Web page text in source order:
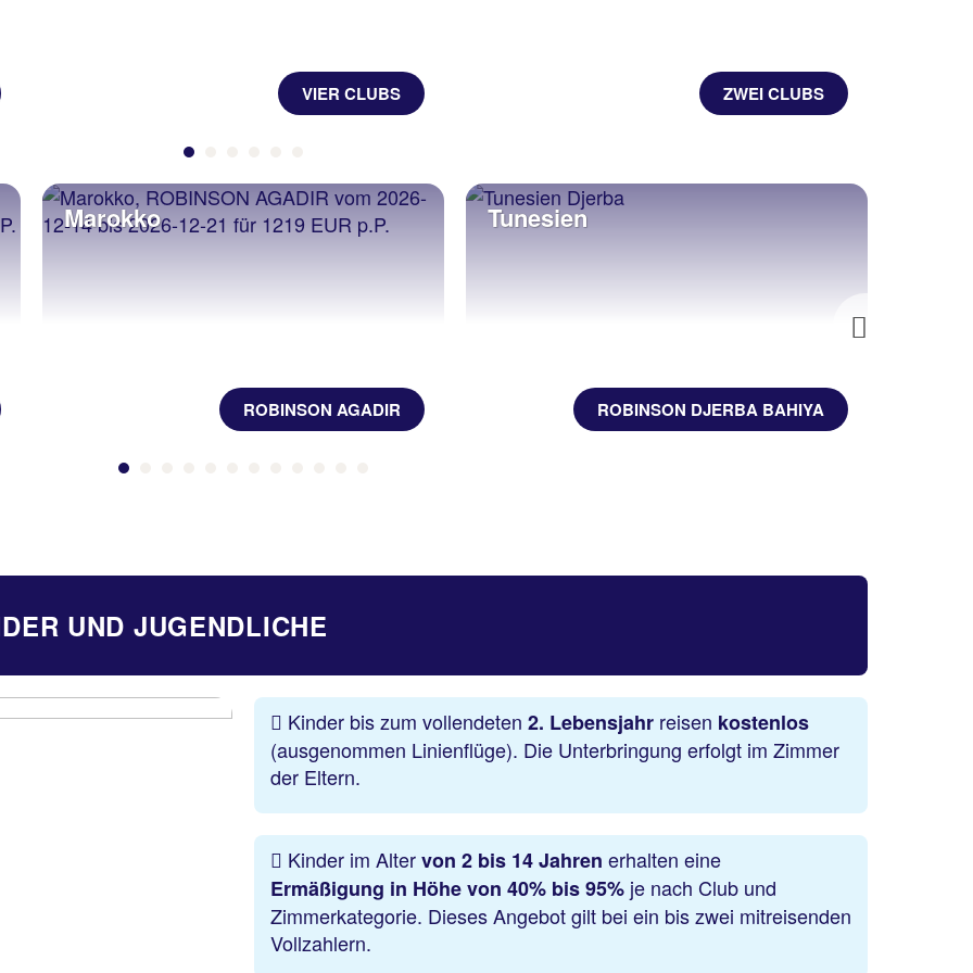
VIER CLUBS ZWEI CLUBS
Marokko
ROBINSON AGADIR
Tunesien
ROBINSON DJERBA BAHIYA
UND JUGENDLICHE
Kinder bis zum vollendeten 2. Lebensjahr reisen kostenlos
(ausgenommen Linienflüge). Die Unterbringung erfolgt im Zimmer
der Eltern.
Kinder im Altervon 2 bis 14 Jahren erhalten eine
Ermäßigung in Höhe von 40% bis 95% je nach Club und
Zimmerkategorie. Dieses Angebot gilt bei ein bis zwei mitreisenden
Vollzahlern.